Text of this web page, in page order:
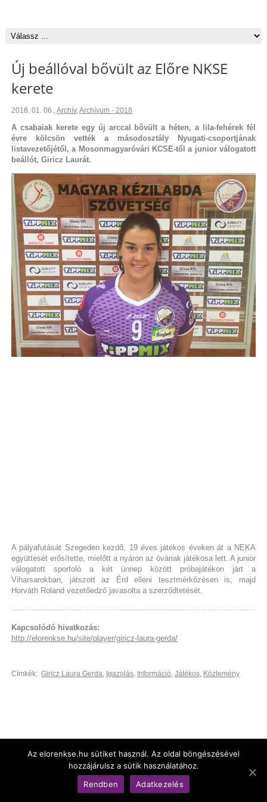
Új beállóval bővült az Előre NKSE
kerete
2018. 01. 06.,Archív,Archívum - 2018
A csabaiak kerete egy új arccal bővült a héten, a lila-fehérek fél
évre kölcsön vették a másodosztály Nyugati-csoportjának
listavezetőjétől, a Mosonmagyaróvári KCSE-től a junior válogatott
beállót, Giricz Laurát.
A pályafutását Szegeden kezdő, 19 éves játékos éveken át a NEKA
együttesét erősítette, mielőtt a nyáron az óváriak játékosa lett. A junior
válogatott sportoló a két ünnep között próbajátékon járt a
Viharsarokban, játszott az Érd elleni tesztmérkőzésen is, majd
Horváth Roland vezetőedző javasolta a szerződtetését.
Kapcsolódó hivatkozás:
http://elorenkse.hu/site/player/giricz-laura-gerda/
Címkék: Giricz Laura Gerda Igazolás, Információ Játékos, Közlemény
© Békéscsabai Előre Női Kézilabda Kft.
Az elorenkse.hu sütiket használ. Az oldal böngészésével
hozzájárulsz a sütik használatához.
Rendben
Adatkezelés